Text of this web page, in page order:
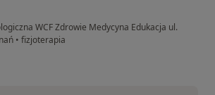
WCF Zdrowie Medycyna Edukacja ul.
• fizjoterapia